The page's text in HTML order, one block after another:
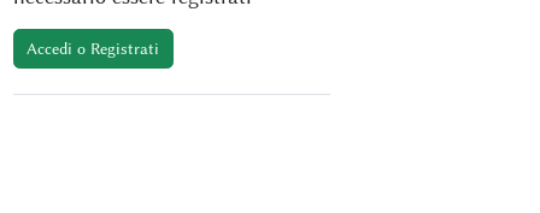
Accedi o Registrati